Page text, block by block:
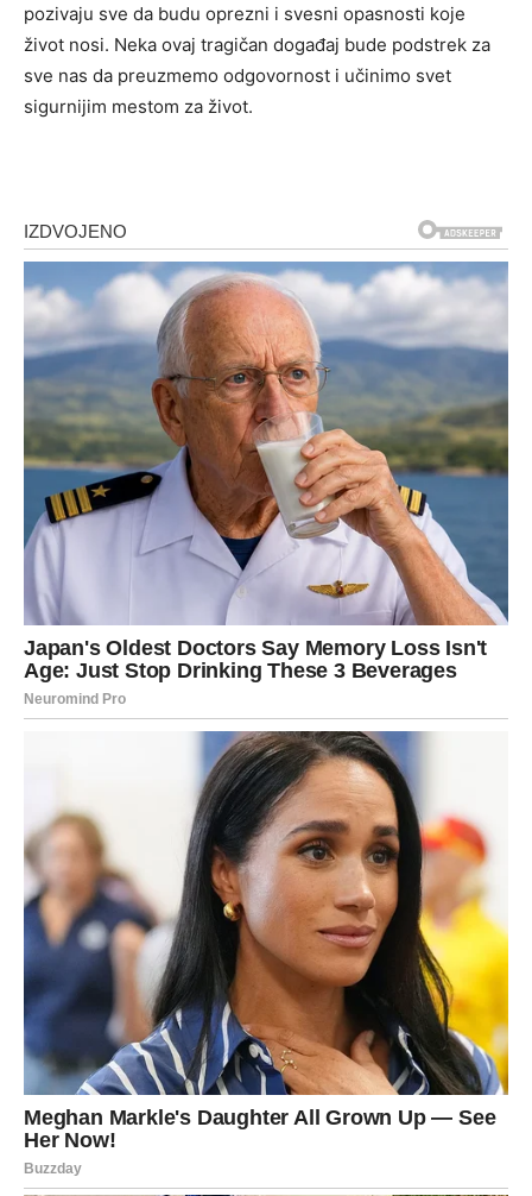
pozivaju sve da budu oprezni i svesni opasnosti koje
život nosi. Neka ovaj tragičan događaj bude podstrek za
sve nas da preuzmemo odgovornost i učinimo svet
sigurnijim mestom za život.